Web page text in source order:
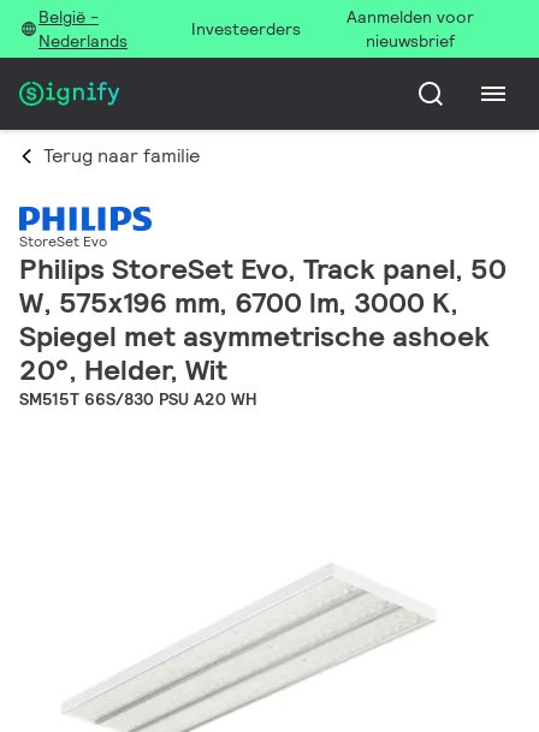
België -
Nederlands
Investeerders
Aanmelden voor
nieuwsbrief
Terug naar familie
StoreSet Evo
Philips StoreSet Evo, Track panel, 50
W, 575x196 mm, 6700 lm, 3000 K,
Spiegel met asymmetrische ashoek
20°, Helder, Wit
SM515T 66S/830 PSU A20 WH